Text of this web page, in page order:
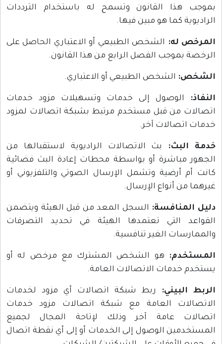
بموجب هذا القانون وتسمح له باستخدام الترددات
الراديوية كما هو مبين فيها.
المرخص له: الشخص الطبيعي أو الاعتباري الحاصل على
الرخصة بموجب الفصل الرابع من هذا القانون.
الشخص: الشخص الطبيعي أو الاعتباري.
النفاذ:
الوصول إلى خدمات وتسهيلات مزود خدمات
اتصالات من قبل مستخدم مرتبط بشبكة اتصالات لمزود
خدمات اتصالات آخر.
خدمة البث:
بث الاتصالات الراديوية لاستقبالها من
الجهور مباشرة أو بواسطة محطات إعادة البث فضائية
كانت أم أرضية وتشمل الإرسال الصوتي والتلفزيوني أو
غيرهما من أنواع الإرسال.
دليل المنافسة: السجل المعد من قبل الهيئة ويتضمن
القواعد التي تعتمدها الهيئة في تحديد التصرفات
والممارسات الغير تنافسية.
المستخدم:
هو الشخص المشترك مع مرخص له أو
يستخدم خدمات الاتصالات العامة.
الربط البيني:
ربط شبكة اتصالات أي مزود لخدمات
الاتصالات العامة مع شبكة اتصالات مزود خدمات
اتصالات عامة آخر وذلك لإتاحة المجال لجميع
المستخدمين الوصول إلى الخدمات أو إلى أي نقطة اتصال